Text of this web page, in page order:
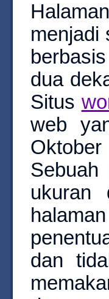
menjadi
dua
Situs
web
ukuran
dan